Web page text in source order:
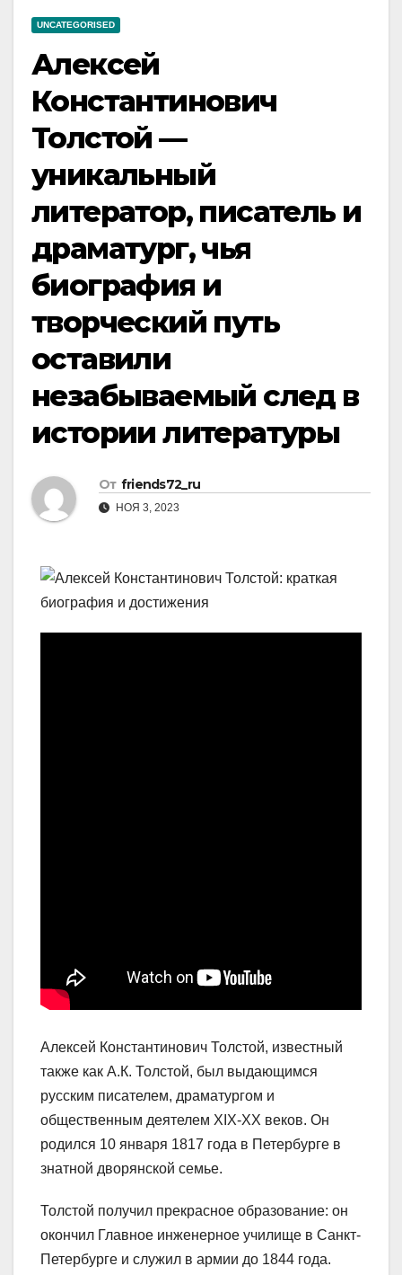
UNCATEGORISED
Алексей
Константинович
Толстой —
уникальный
литератор, писатель и
драматург, чья
биография и
творческий путь
оставили
незабываемый след в
истории литературы
От friends72_ru
НОЯ 3, 2023
Алексей Константинович Толстой, известный
также как А.К. Толстой, был выдающимся
русским писателем, драматургом и
общественным деятелем XIX-XX веков. Он
родился 10 января 1817 года в Петербурге в
знатной дворянской семье.
Толстой получил прекрасное образование: он
окончил Главное инженерное училище в Санкт-
Петербурге и служил в армии до 1844 года.